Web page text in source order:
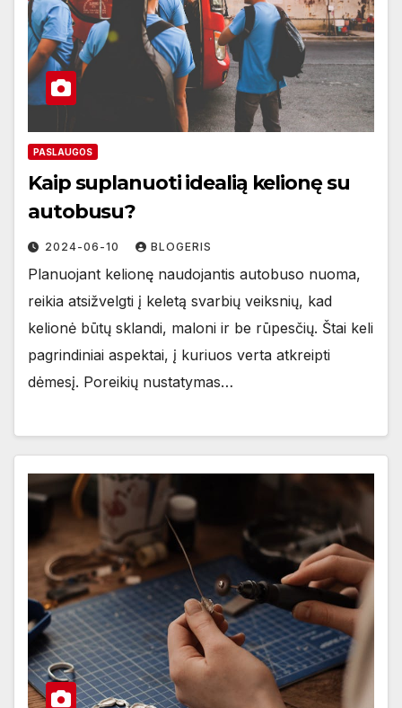
PASLAUGOS
Kaip suplanuoti idealią kelionę su
autobusu?
2024-06-10 BLOGERIS
Planuojant kelionę naudojantis autobuso nuoma,
reikia atsižvelgti į keletą svarbių veiksnių, kad
kelionė būtų sklandi, maloni ir be rūpesčių. Štai keli
pagrindiniai aspektai, į kuriuos verta atkreipti
dėmesį. Poreikių nustatymas…